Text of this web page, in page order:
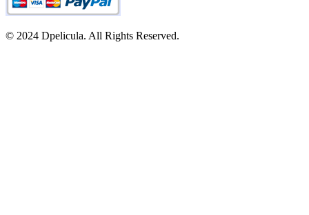
© 2024 Dpelicula. All Rights Reserved.